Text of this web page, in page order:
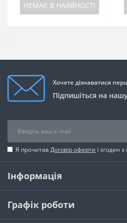
НЕМАЄ В НАЯВНОСТІ
Хочете дізнаватися
Підпишіться на
Я прочитавДоговір оферти і згоден
Інформація
Графік роботи